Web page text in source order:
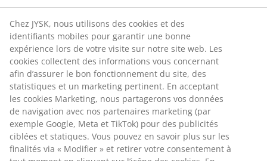
Chez JYSK, nous utilisons des cookies et des
identifiants mobiles pour garantir une bonne
expérience lors de votre visite sur notre site web. Les
cookies collectent des informations vous concernant
afin d’assurer le bon fonctionnement du site, des
statistiques et un marketing pertinent. En acceptant
les cookies Marketing, nous partagerons vos données
de navigation avec nos partenaires marketing (par
exemple Google, Meta et TikTok) pour des publicités
ciblées et statiques. Vous pouvez en savoir plus sur les
finalités via « Modifier » et retirer votre consentement à